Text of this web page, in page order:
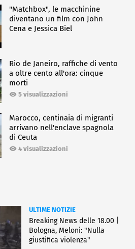
"Matchbox", le macchinine
diventano un film con John
Cena e Jessica Biel
Rio de Janeiro, raffiche di vento
a oltre cento all'ora: cinque
morti
5 visualizzazioni
Marocco, centinaia di migranti
arrivano nell'enclave spagnola
di Ceuta
4 visualizzazioni
ULTIME NOTIZIE
Breaking News delle 18.00 |
Bologna, Meloni: "Nulla
giustifica violenza"